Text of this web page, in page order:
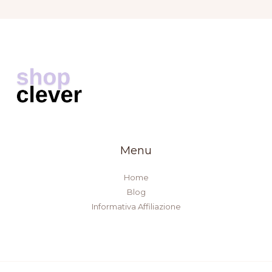
Menu
Home
Blog
Informativa Affiliazione